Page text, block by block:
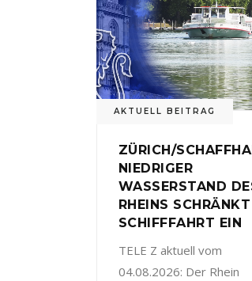
AKTUELL BEITRAG
ZÜRICH/
NIEDRIGER
WASSERSTAND
RHEINS SCHRÄNKT
SCHIFFFAHRT EIN
TELE Z aktuell vom
04.08.2026: Der Rhein